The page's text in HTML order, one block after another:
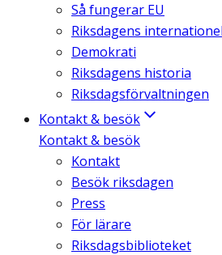
Så fungerar EU
Riksdagens
Demokrati
Riksdagens historia
Riksdagsförvaltningen
Kontakt & besök
Kontakt & besök
Kontakt
Besök riksdagen
Press
För lärare
Riksdagsbiblioteket